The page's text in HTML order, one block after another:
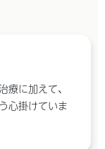
に加えて、
心掛けていま